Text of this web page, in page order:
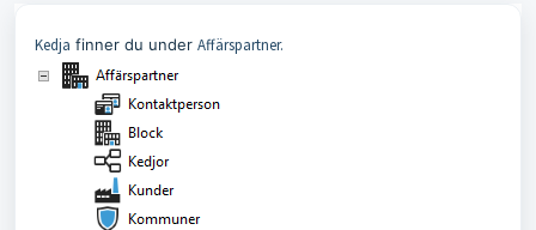
Kedja finner du under Affärspartner.